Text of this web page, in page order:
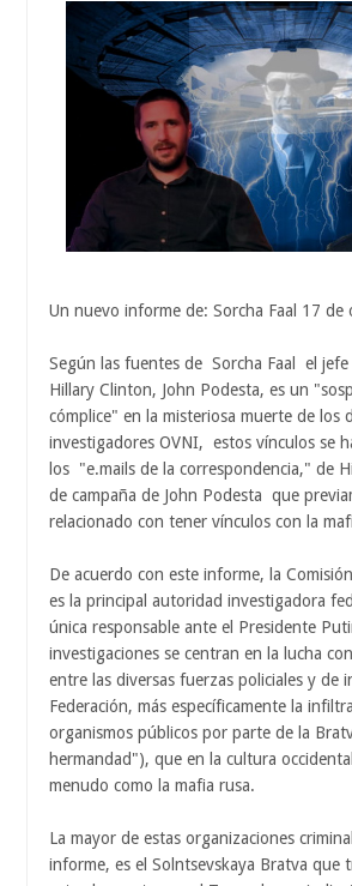
Un nuevo informe de: Sorcha Faal 17 de
Según las fuentes de Sorcha Faal el jefe
Hillary Clinton, John Podesta, es un
cómplice" en la misteriosa muerte de los
investigadores OVNI, estos vínculos se
los "e.mails de la correspondencia," de
de campaña de John Podesta que
relacionado con tener vínculos con la
De acuerdo con este informe, la
es la principal autoridad investigadora
única responsable ante el Presidente
investigaciones se centran en la lucha
entre las diversas fuerzas policiales y de
Federación, más específicamente la
organismos públicos por parte de la
hermandad"), que en la cultura
menudo como la mafia rusa.
La mayor de estas organizaciones
informe, es el Solntsevskaya Bratva que